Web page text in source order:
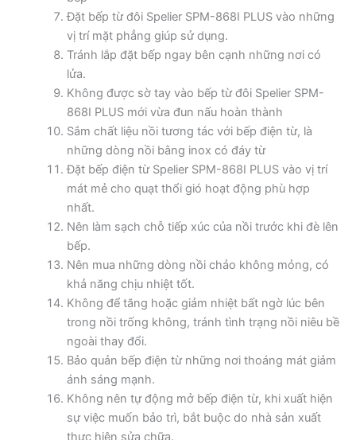
Đặt bếp từ đôi Spelier SPM-868I PLUS vào những
vị trí mặt phẳng giúp sử dụng.
Tránh lắp đặt bếp ngay bên cạnh những nơi có
lửa.
Không được sờ tay vào bếp từ đôi Spelier SPM-
868I PLUS mới vừa đun nấu hoàn thành
Sắm chất liệu nồi tương tác với bếp điện từ, là
những dòng nồi bằng inox có đáy từ
Đặt bếp điện từ Spelier SPM-868I PLUS vào vị trí
mát mẻ cho quạt thổi gió hoạt động phù hợp
nhất.
Nên làm sạch chỗ tiếp xúc của nồi trước khi đè lên
bếp.
Nên mua những dòng nồi chảo không mỏng, có
khả năng chịu nhiệt tốt.
Không để tăng hoặc giảm nhiệt bất ngờ lúc bên
trong nồi trống không, tránh tình trạng nồi niêu bề
ngoài thay đổi.
Bảo quản bếp điện từ những nơi thoáng mát giảm
ánh sáng mạnh.
Không nên tự động mở bếp điện từ, khi xuất hiện
sự việc muốn bảo trì, bắt buộc do nhà sản xuất
thực hiện sửa chữa.